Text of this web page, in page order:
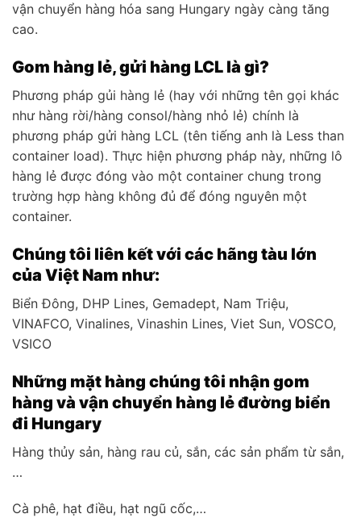
vận chuyển hàng hóa sang Hungary ngày càng tăng
cao.
Gom hàng lẻ, gửi hàng LCL là gì?
Phương pháp gủi hàng lẻ (hay với những tên gọi khác
như hàng rời/hàng consol/hàng nhỏ lẻ) chính là
phương pháp gửi hàng LCL (tên tiếng anh là Less than
container load). Thực hiện phương pháp này, những lô
hàng lẻ được đóng vào một container chung trong
trường hợp hàng không đủ để đóng nguyên một
container.
Chúng tôi liên kết với các hãng tàu lớn
của Việt Nam như:
Biển Đông, DHP Lines, Gemadept, Nam Triệu,
VINAFCO, Vinalines, Vinashin Lines, Viet Sun, VOSCO,
VSICO
Những mặt hàng chúng tôi nhận gom
hàng và vận chuyển hàng lẻ đường biển
đi Hungary
Hàng thủy sản, hàng rau củ, sắn, các sản phẩm từ sắn,
…
Cà phê, hạt điều, hạt ngũ cốc,…